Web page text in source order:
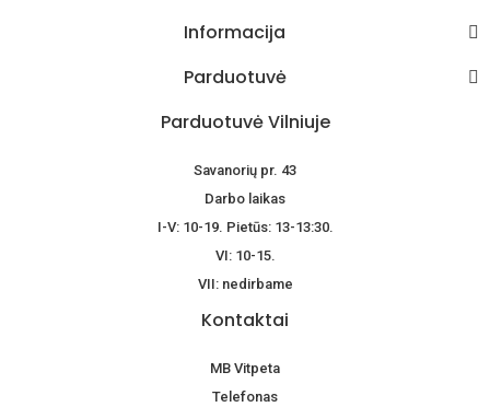
simptomai gali sumažėti. Tai suteikia šansą daugiau žmonių
Informacija
Parduotuvė
Parduotuvė Vilniuje
Savanorių pr. 43
Darbo laikas
I-V: 10-19. Pietūs: 13-13:30.
VI: 10-15.
VII: nedirbame
Kontaktai
MB Vitpeta
Telefonas